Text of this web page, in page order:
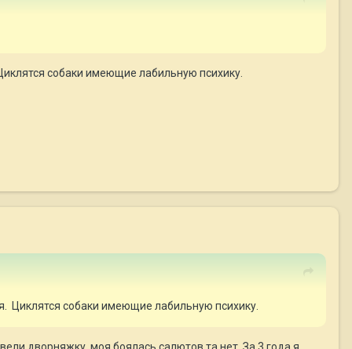
собаки имеющие лабильную психику.
Циклятся собаки имеющие лабильную психику.
дворняжку, моя боялась салютов та нет. За 3 года я